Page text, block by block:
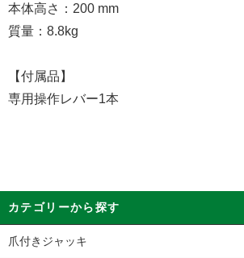
本体高さ：200 mm
質量：8.8kg
【付属品】
専用操作レバー1本
カテゴリーから探す
爪付きジャッキ